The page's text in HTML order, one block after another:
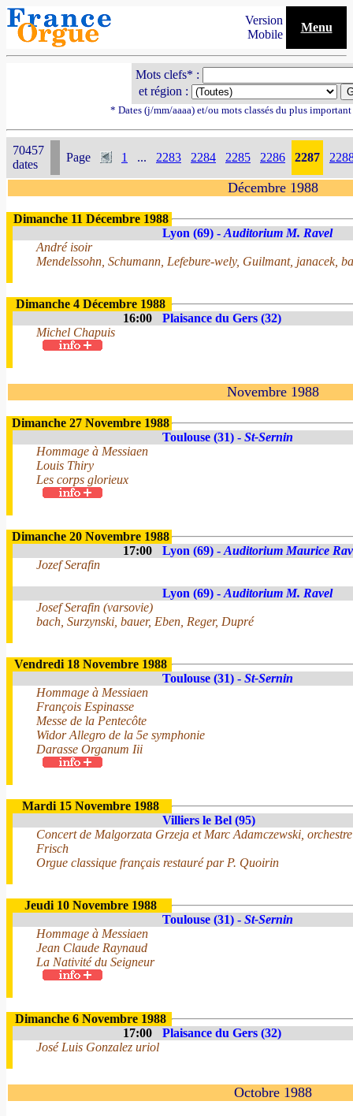
Version
Mobile
Menu
Mots clefs* :
et région :
* Dates (j/mm/aaaa) et/ou mots classés du plus
70457
dates
Page 1 ... 2283 2284 2285 2286 2287
Décembre 1988
Dimanche 11 Décembre 1988
Lyon (69) - Auditorium M. Ravel
André isoir
Mendelssohn, Schumann, Lefebure-wely, Guilmant, janacek,
Dimanche 4 Décembre 1988
16:00
Plaisance du Gers (32)
Michel Chapuis
Novembre 1988
Dimanche 27 Novembre 1988
Toulouse (31) - St-Sernin
Hommage à Messiaen
Louis Thiry
Les corps glorieux
Dimanche 20 Novembre 1988
17:00
Lyon (69) - Auditorium Maurice
Jozef Serafin
Lyon (69) - Auditorium M. Ravel
Josef Serafin (varsovie)
bach, Surzynski, bauer, Eben, Reger, Dupré
Vendredi 18 Novembre 1988
Toulouse (31) - St-Sernin
Hommage à Messiaen
François Espinasse
Messe de la Pentecôte
Widor Allegro de la 5e symphonie
Darasse Organum Iii
Mardi 15 Novembre 1988
Villiers le Bel (95)
Concert de Malgorzata Grzeja et Marc Adamczewski,
Frisch
Orgue classique français restauré par P. Quoirin
Jeudi 10 Novembre 1988
Toulouse (31) - St-Sernin
Hommage à Messiaen
Jean Claude Raynaud
La Nativité du Seigneur
Dimanche 6 Novembre 1988
17:00
Plaisance du Gers (32)
José Luis Gonzalez uriol
Octobre 1988